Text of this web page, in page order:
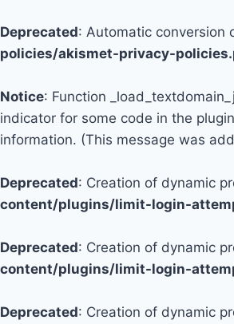
Deprecated: Automatic conversion
policies/akismet-privacy-
Notice: Function
indicator for some code in the
information. (This message was
Deprecated: Creation of dynamic
content/plugins/limit-login-
Deprecated: Creation of dynamic
content/plugins/limit-login-
Deprecated: Creation of dynamic